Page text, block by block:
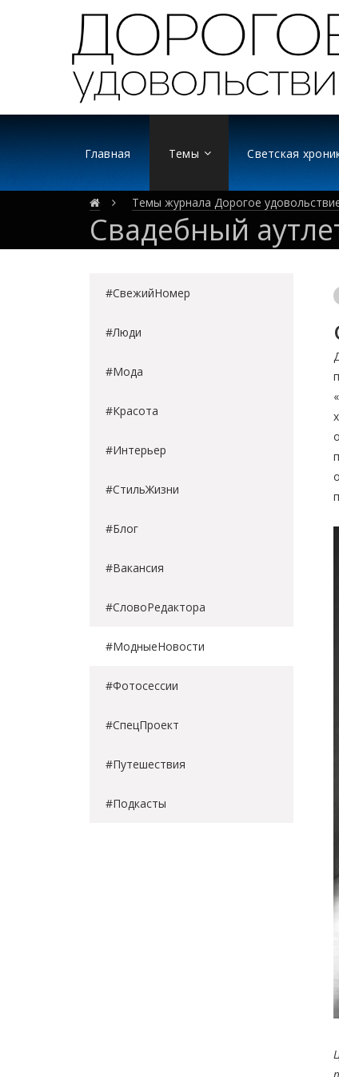
Главная Темы Светская
Темы журнала Дорогое
Свадебный
#СвежийНомер
#Люди
#Мода
#Красота
#Интерьер
#СтильЖизни
#Блог
#Вакансия
#СловоРедактора
#МодныеНовости
#Фотосессии
#СпецПроект
#Путешествия
#Подкасты